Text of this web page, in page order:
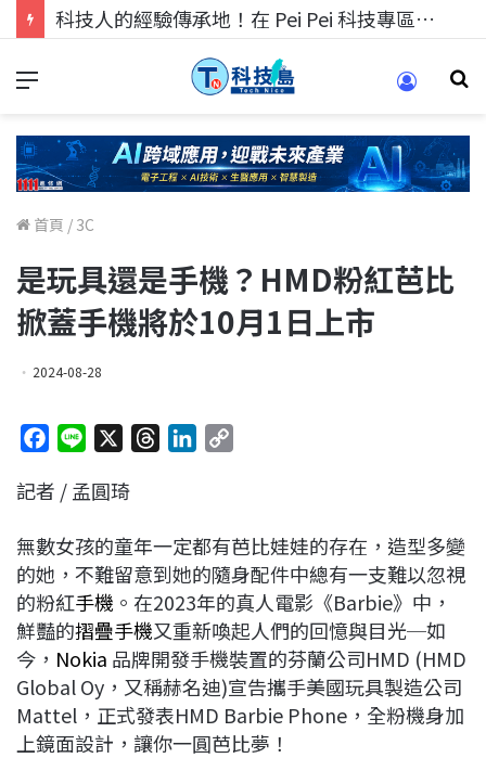
科技人的經驗傳承地！在 Pei Pei 科技專區，與學弟妹交流最硬核的技術
首頁 / 3C
是玩具還是手機？HMD粉紅芭比
掀蓋手機將於10月1日上市
2024-08-28
c
b
o
o
k
n
a
d
s
e
d
I
n
L
i
n
k
記者 / 孟圓琦
無數女孩的童年一定都有芭比娃娃的存在，造型多變
的她，不難留意到她的隨身配件中總有一支難以忽視
的粉紅手機 。在2023年的真人電影《Barbie》中，
鮮豔的摺疊手機又重新喚起人們的回憶與目光─如
今， Nokia 品牌開發手機裝置的芬蘭公司HMD (HMD
Global Oy，又稱赫名迪)宣告攜手美國玩具製造公司
Mattel，正式發表HMD Barbie Phone，全粉機身加
上鏡面設計，讓你一圓芭比夢！